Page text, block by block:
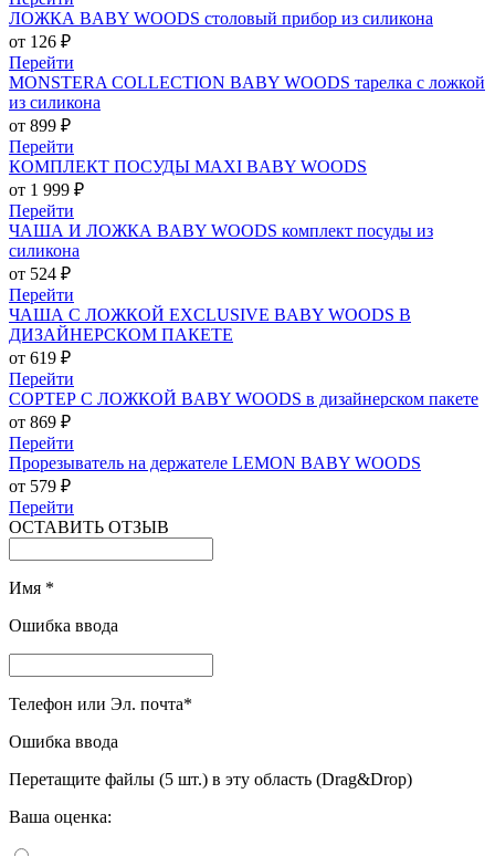
ЛОЖКА BABY WOODS столовый прибор из силикона
от 126 ₽
Перейти
MONSTERA COLLECTION BABY WOODS тарелка с ложкой
из силикона
от 899 ₽
Перейти
КОМПЛЕКТ ПОСУДЫ MAXI BABY WOODS
от 1 999 ₽
Перейти
ЧАША И ЛОЖКА BABY WOODS комплект посуды из
силикона
от 524 ₽
Перейти
ЧАША С ЛОЖКОЙ EXCLUSIVE BABY WOODS В
ДИЗАЙНЕРСКОМ ПАКЕТЕ
от 619 ₽
Перейти
СОРТЕР С ЛОЖКОЙ BABY WOODS в дизайнерском пакете
от 869 ₽
Перейти
Прорезыватель на держателе LEMON BABY WOODS
от 579 ₽
Перейти
ОСТАВИТЬ ОТЗЫВ
Имя *
Ошибка ввода
Телефон или Эл. почта*
Ошибка ввода
Перетащите файлы (5 шт.) в эту область (Drag&Drop)
Ваша оценка: